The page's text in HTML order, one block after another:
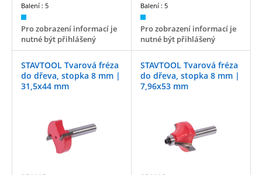
Balení : 5
Pro zobrazení informací je
nutné být přihlášený
Balení : 5
Pro zobrazení informací je
nutné být přihlášený
STAVTOOL Tvarová fréza
do dřeva, stopka 8 mm |
31,5x44 mm
STAVTOOL Tvarová fréza
do dřeva, stopka 8 mm |
7,96x53 mm